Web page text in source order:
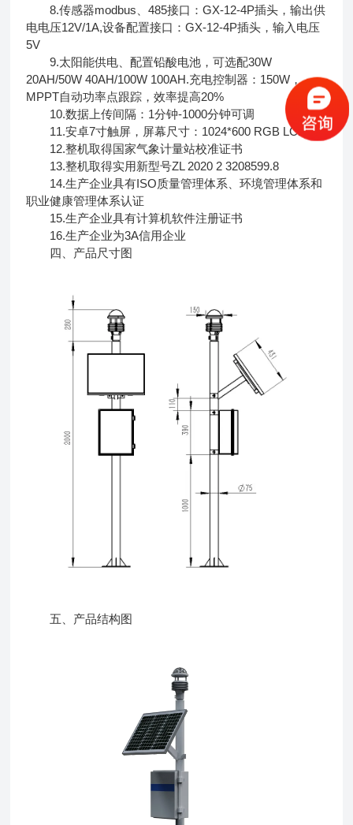
8.传感器modbus、485接口：GX-12-4P插头，输出供
电电压12V/1A,设备配置接口：GX-12-4P插头，输入电压
5V
9.太阳能供电、配置铅酸电池，可选配30W
20AH/50W 40AH/100W 100AH.充电控制器：150W，
MPPT自动功率点跟踪，效率提高20%
10.数据上传间隔：1分钟-1000分钟可调
11.安卓7寸触屏，屏幕尺寸：1024*600 RGB LCD
12.整机取得国家气象计量站校准证书
13.整机取得实用新型号ZL 2020 2 3208599.8
14.生产企业具有ISO质量管理体系、环境管理体系和
职业健康管理体系认证
15.生产企业具有计算机软件注册证书
16.生产企业为3A信用企业
四、产品尺寸图
五、产品结构图